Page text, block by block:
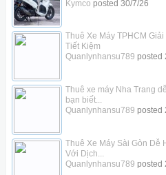
Kymco posted 30/7/26
Thuê Xe Máy TPHCM
Tiết Kiệm
Quanlynhansu789 posted
Thuê xe máy Nha Trang
bạn biết...
Quanlynhansu789 posted
Thuê Xe Máy Sài Gòn Dễ
Với Dịch...
Quanlynhansu789 posted